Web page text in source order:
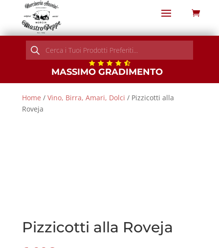
Products
search
MASSIMO GRADIMENTO
Home / Vino, Birra, Amari, Dolci / Pizzicotti alla
Roveja
Pizzicotti alla Roveja